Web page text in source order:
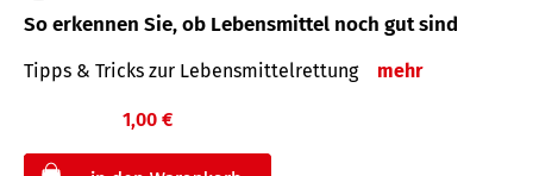
So erkennen Sie, ob Lebensmittel noch gut sind
Tipps & Tricks zur Lebensmittelrettung mehr
1,00 €